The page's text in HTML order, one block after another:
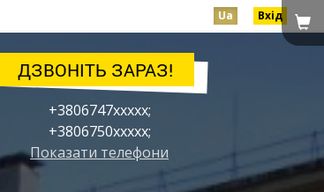
Ua Вхід
ДЗВОНІТЬ ЗАРАЗ!
+3806747xxxxx;
+3806750xxxxx;
Показати телефони